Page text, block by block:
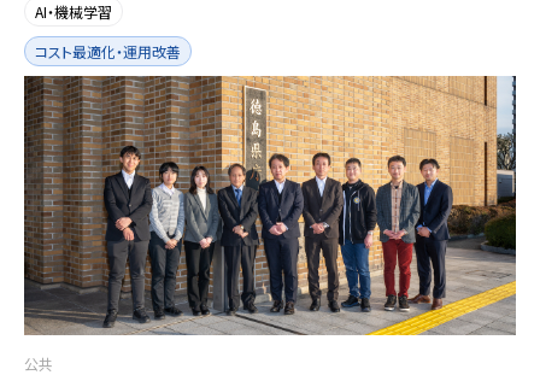
AI・機械学習
コスト最適化・運用改善
公共